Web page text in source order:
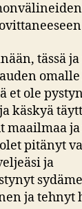
tässä
et ole
käskyä
maailmaa
pitänyt
ja
ja tehnyt